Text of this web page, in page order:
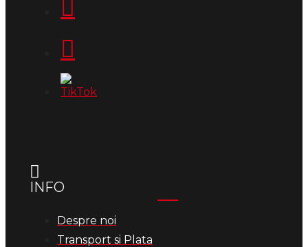
INFO
Despre noi
Transport si Plata